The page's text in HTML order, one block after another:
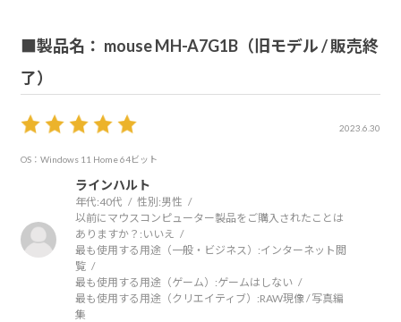
■製品名： mouse MH-A7G1B（旧モデル / 販売終
了）
2023.6.30
OS：Windows 11 Home 64ビット
ラインハルト
年代:40代 性別:男性
以前にマウスコンピューター製品をご購入されたことは
ありますか？: いいえ
最も使用する用途（一般・ビジネス）:インターネット閲
覧
最も使用する用途（ゲーム）:ゲームはしない
最も使用する用途（クリエイティブ）:RAW現像 / 写真編
集